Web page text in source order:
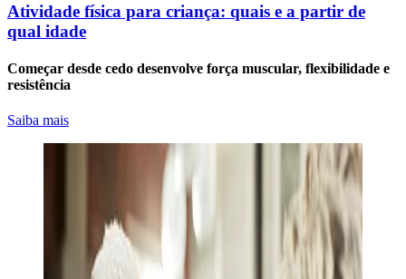
Atividade física para criança: quais e a partir de
qual idade
Começar desde cedo desenvolve força muscular, flexibilidade e
resistência
Saiba mais